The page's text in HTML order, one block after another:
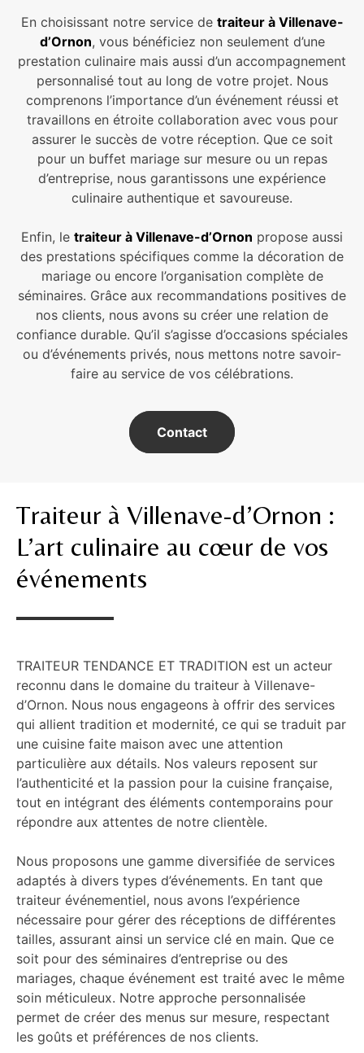
En choisissant notre service de traiteur à Villenave-
d’Ornon, vous bénéficiez non seulement d’une
prestation culinaire mais aussi d’un accompagnement
personnalisé tout au long de votre projet. Nous
comprenons l’importance d’un événement réussi et
travaillons en étroite collaboration avec vous pour
assurer le succès de votre réception. Que ce soit
pour un buffet mariage sur mesure ou un repas
d’entreprise, nous garantissons une expérience
culinaire authentique et savoureuse.
Enfin, le traiteur à Villenave-d’Ornon propose aussi
des prestations spécifiques comme la décoration de
mariage ou encore l’organisation complète de
séminaires. Grâce aux recommandations positives de
nos clients, nous avons su créer une relation de
confiance durable. Qu’il s’agisse d’occasions spéciales
ou d’événements privés, nous mettons notre savoir-
faire au service de vos célébrations.
Contact
Traiteur à Villenave-d’Ornon :
L’art culinaire au cœur de vos
événements
TRAITEUR TENDANCE ET TRADITION est un acteur
reconnu dans le domaine du traiteur à Villenave-
d’Ornon. Nous nous engageons à offrir des services
qui allient tradition et modernité, ce qui se traduit par
une cuisine faite maison avec une attention
particulière aux détails. Nos valeurs reposent sur
l’authenticité et la passion pour la cuisine française,
tout en intégrant des éléments contemporains pour
répondre aux attentes de notre clientèle.
Nous proposons une gamme diversifiée de services
adaptés à divers types d’événements. En tant que
traiteur événementiel, nous avons l’expérience
nécessaire pour gérer des réceptions de différentes
tailles, assurant ainsi un service clé en main. Que ce
soit pour des séminaires d’entreprise ou des
mariages, chaque événement est traité avec le même
soin méticuleux. Notre approche personnalisée
permet de créer des menus sur mesure, respectant
les goûts et préférences de nos clients.